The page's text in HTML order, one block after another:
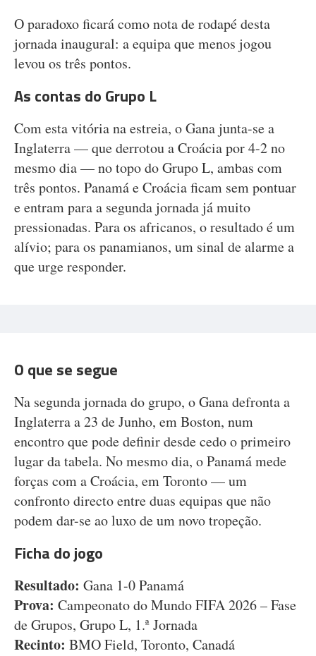
O paradoxo ficará como nota de rodapé desta
jornada inaugural: a equipa que menos jogou
levou os três pontos.
As contas do Grupo L
Com esta vitória na estreia, o Gana junta-se a
Inglaterra — que derrotou a Croácia por 4-2 no
mesmo dia — no topo do Grupo L, ambas com
três pontos. Panamá e Croácia ficam sem pontuar
e entram para a segunda jornada já muito
pressionadas. Para os africanos, o resultado é um
alívio; para os panamianos, um sinal de alarme a
que urge responder.
O que se segue
Na segunda jornada do grupo, o Gana defronta a
Inglaterra a 23 de Junho, em Boston, num
encontro que pode definir desde cedo o primeiro
lugar da tabela. No mesmo dia, o Panamá mede
forças com a Croácia, em Toronto — um
confronto directo entre duas equipas que não
podem dar-se ao luxo de um novo tropeção.
Ficha do jogo
Resultado: Gana 1-0 Panamá
Prova: Campeonato do Mundo FIFA 2026 – Fase
de Grupos, Grupo L, 1.ª Jornada
Recinto: BMO Field, Toronto, Canadá